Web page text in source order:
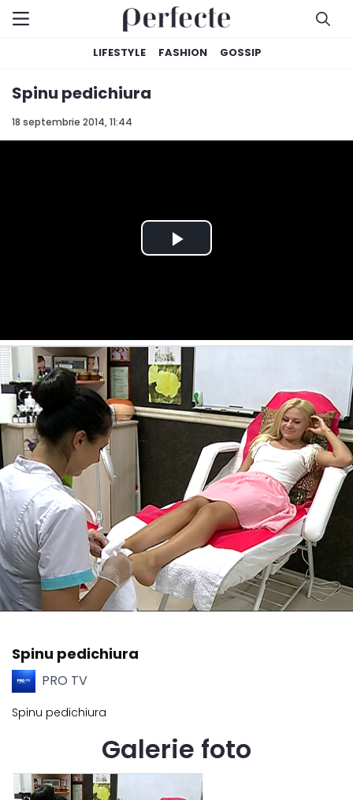
LIFESTYLE FASHION GOSSIP
18 septembrie 2014, 11:44
Spinu pedichiura
Spinu pedichiura
PRO TV
Spinu pedichiura
Galerie foto